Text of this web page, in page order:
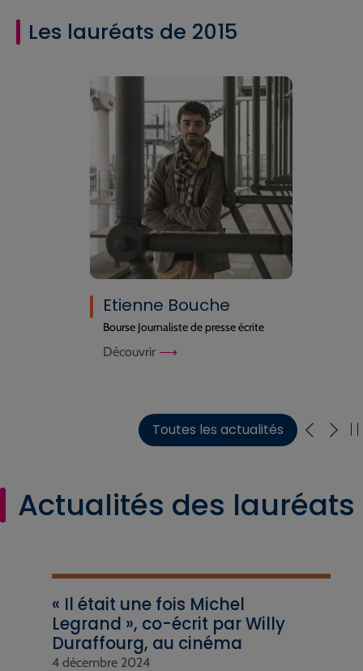
Les lauréats de 2015
Etienne Bouche
Bourse Journaliste de presse écrite
Découvrir
Toutes les actualités
Actualités des lauréats
« Il était une fois Michel
Legrand », co-écrit par Willy
Duraffourg, au cinéma
4 décembre 2024